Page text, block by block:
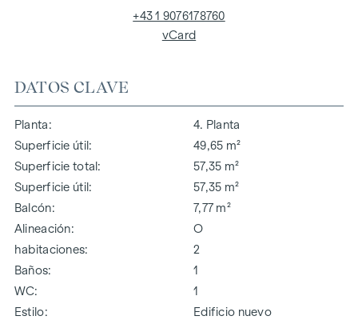
DATOS CLAVE
Planta
4. Planta
Superficie útil
49,65 m²
Superficie total
57,35 m²
Superficie útil
57,35 m²
Balcón
7,77 m²
Alineación
O
habitaciones
2
Baños
1
WC
1
Estilo
Edificio nuevo
+43 1 9076178760
vCard